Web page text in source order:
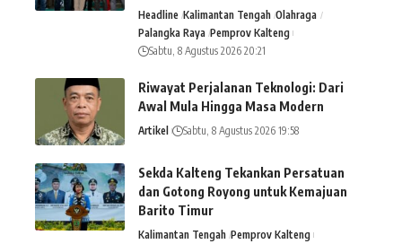
Headline Kalimantan Tengah Olahraga
Palangka Raya Pemprov Kalteng
Sabtu, 8 Agustus 2026 20:21
Riwayat Perjalanan Teknologi: Dari
Awal Mula Hingga Masa Modern
Artikel Sabtu, 8 Agustus 2026 19:58
Sekda Kalteng Tekankan Persatuan
dan Gotong Royong untuk Kemajuan
Barito Timur
Kalimantan Tengah Pemprov Kalteng